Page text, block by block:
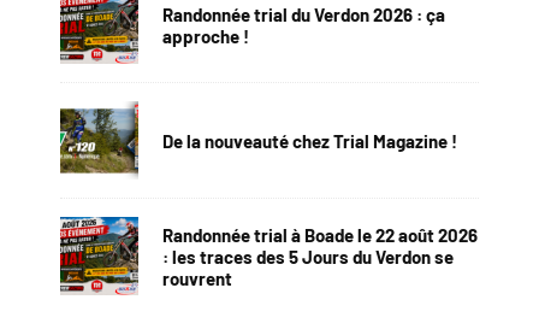
Randonnée trial du Verdon 2026 : ça
approche !
De la nouveauté chez Trial Magazine !
Randonnée trial à Boade le 22 août 2026
: les traces des 5 Jours du Verdon se
rouvrent